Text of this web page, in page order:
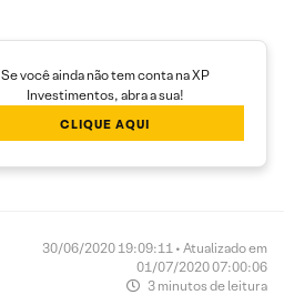
Se você ainda não tem conta na XP
Investimentos, abra a sua!
CLIQUE AQUI
30/06/2020 19:09:11 • Atualizado em
01/07/2020 07:00:06
3 minutos de leitura